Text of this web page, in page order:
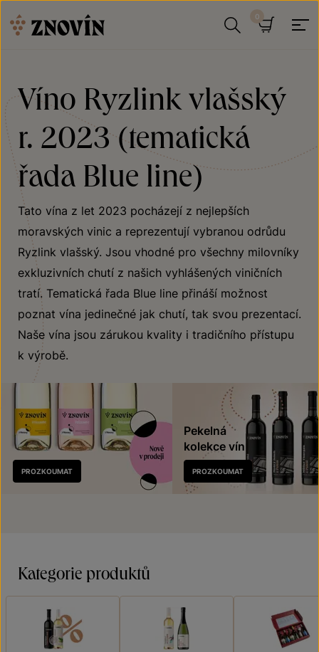
Víno Ryzlink vlašský
r. 2023 (tematická
řada Blue line)
Tato vína z let 2023 pocházejí z nejlepších
moravských vinic a reprezentují vybranou odrůdu
Ryzlink vlašský. Jsou vhodné pro všechny milovníky
exkluzivních chutí z našich vyhlášených viničních
tratí. Tematická řada Blue line přináší možnost
poznat vína jedinečné jak chutí, tak svou prezentací.
Naše vína jsou zárukou kvality i tradičního přístupu
k výrobě.
Nově
v prodeji
PROZKOUMAT
Pekelná
kolekce vín
PROZKOUMAT
Kategorie produktů